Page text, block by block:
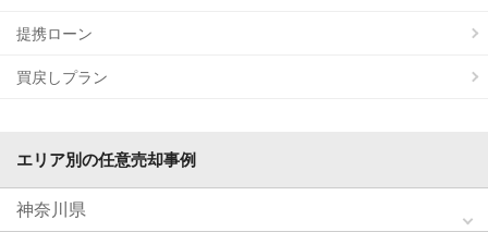
提携ローン
買戻しプラン
エリア別の任意売却事例
神奈川県